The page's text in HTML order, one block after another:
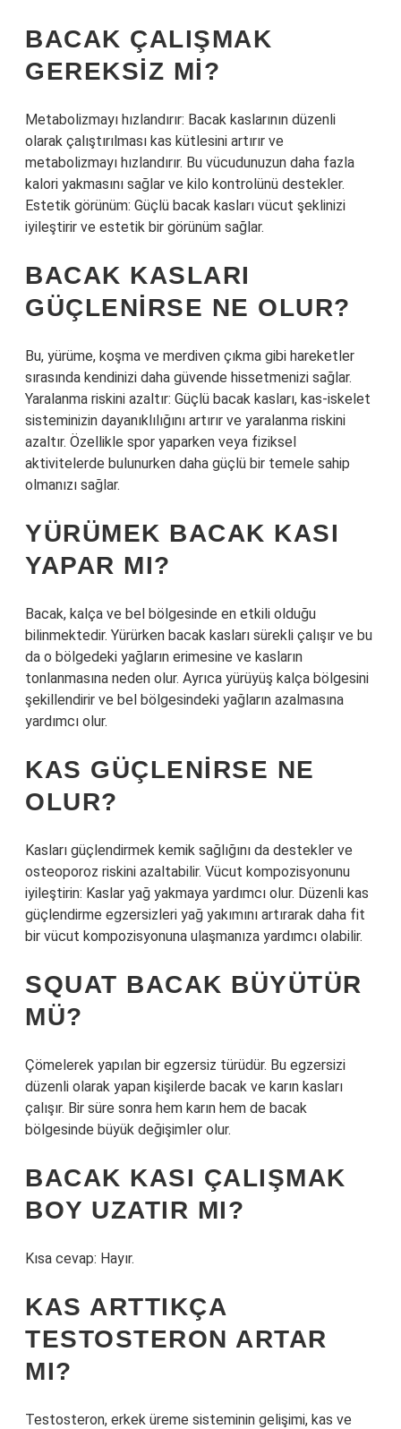
BACAK ÇALIŞMAK
GEREKSIZ MI?
Metabolizmayı hızlandırır: Bacak kaslarının düzenli
olarak çalıştırılması kas kütlesini artırır ve
metabolizmayı hızlandırır. Bu vücudunuzun daha fazla
kalori yakmasını sağlar ve kilo kontrolünü destekler.
Estetik görünüm: Güçlü bacak kasları vücut şeklinizi
iyileştirir ve estetik bir görünüm sağlar.
BACAK KASLARI
GÜÇLENIRSE NE OLUR?
Bu, yürüme, koşma ve merdiven çıkma gibi hareketler
sırasında kendinizi daha güvende hissetmenizi sağlar.
Yaralanma riskini azaltır: Güçlü bacak kasları, kas-iskelet
sisteminizin dayanıklılığını artırır ve yaralanma riskini
azaltır. Özellikle spor yaparken veya fiziksel
aktivitelerde bulunurken daha güçlü bir temele sahip
olmanızı sağlar.
YÜRÜMEK BACAK KASI
YAPAR MI?
Bacak, kalça ve bel bölgesinde en etkili olduğu
bilinmektedir. Yürürken bacak kasları sürekli çalışır ve bu
da o bölgedeki yağların erimesine ve kasların
tonlanmasına neden olur. Ayrıca yürüyüş kalça bölgesini
şekillendirir ve bel bölgesindeki yağların azalmasına
yardımcı olur.
KAS GÜÇLENIRSE NE
OLUR?
Kasları güçlendirmek kemik sağlığını da destekler ve
osteoporoz riskini azaltabilir. Vücut kompozisyonunu
iyileştirin: Kaslar yağ yakmaya yardımcı olur. Düzenli kas
güçlendirme egzersizleri yağ yakımını artırarak daha fit
bir vücut kompozisyonuna ulaşmanıza yardımcı olabilir.
SQUAT BACAK BÜYÜTÜR
MÜ?
Çömelerek yapılan bir egzersiz türüdür. Bu egzersizi
düzenli olarak yapan kişilerde bacak ve karın kasları
çalışır. Bir süre sonra hem karın hem de bacak
bölgesinde büyük değişimler olur.
BACAK KASI ÇALIŞMAK
BOY UZATIR MI?
Kısa cevap: Hayır.
KAS ARTTIKÇA
TESTOSTERON ARTAR
MI?
Testosteron, erkek üreme sisteminin gelişimi, kas ve